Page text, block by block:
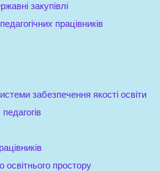
закупівлі
працівників
забезпечення якості освіти
освітнього простору